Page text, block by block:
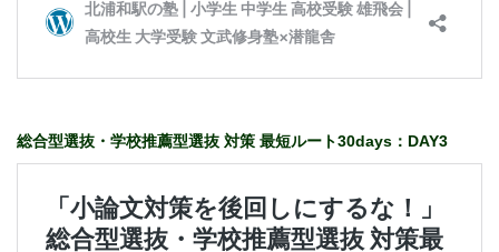
総合型選抜・学校推薦型選抜 対策 最短ルート30days：DAY3